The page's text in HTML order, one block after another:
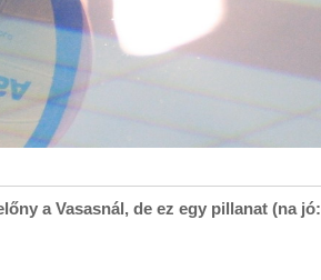
a Vasasnál, de ez egy pillanat (na jó: